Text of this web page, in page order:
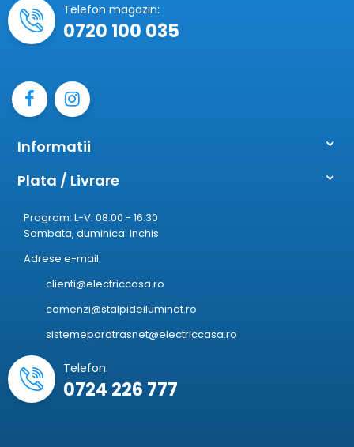
Telefon magazin:
0720 100 035
Informatii
Plata / Livrare
Program: L-V: 08:00 - 16:30
Sambata, duminica: Inchis
Adrese e-mail:
clienti@electriccasa.ro
comenzi@stalpideiluminat.ro
sistemeparatrasnet@electriccasa.ro
Telefon:
0724 226 777